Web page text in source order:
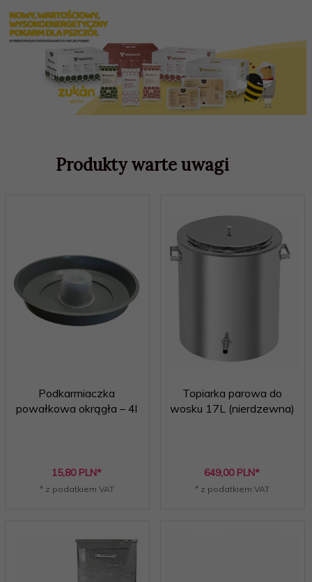
Produkty warte uwagi
Podkarmiaczka
powałkowa okrągła – 4l
15,80 PLN*
* z podatkiem VAT
Topiarka parowa do
wosku 17L (nierdzewna)
649,00 PLN*
* z podatkiem VAT